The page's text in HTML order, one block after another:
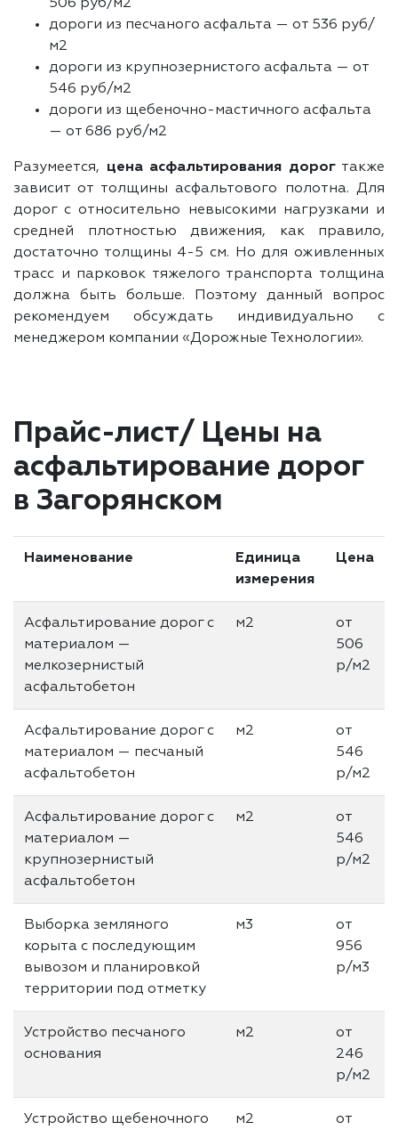
506 руб/м2
дороги из песчаного асфальта — от 536 руб/
м2
дороги из крупнозернистого асфальта — от
546 руб/м2
дороги из щебеночно-мастичного асфальта
— от 686 руб/м2
Разумеется, цена асфальтирования дорогтакже
зависит от толщины асфальтового полотна. Для
дорог с относительно невысокими нагрузками и
средней плотностью движения, как правило,
достаточно толщины 4-5 см. Но для оживленных
трасс и парковок тяжелого транспорта толщина
должна быть больше. Поэтому данный вопрос
рекомендуем обсуждать индивидуально с
менеджером компании «Дорожные Технологии».
Прайс-лист/ Цены на
асфальтирование дорог
в Загорянском
Наименование
Единица
измерения
Цена
Асфальтирование дорог с
материалом —
мелкозернистый
асфальтобетон
м2
от
506
р/м2
Асфальтирование дорог с
материалом — песчаный
асфальтобетон
м2
от
546
р/м2
Асфальтирование дорог с
материалом —
крупнозерниcтый
асфальтобетон
м2
от
546
р/м2
Выборка земляного
корыта с последующим
вывозом и планировкой
территории под отметку
м3
от
956
р/м3
Устройство песчаного
основания
м2
от
246
р/м2
Устройство щебеночного
м2
от